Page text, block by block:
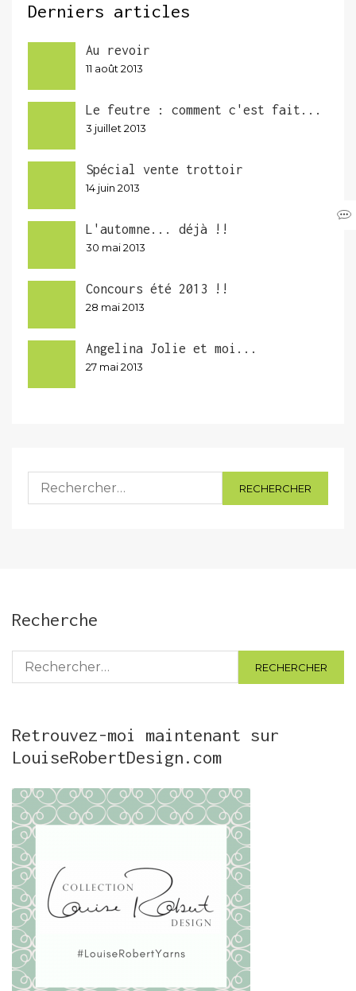
Derniers articles
Au revoir
11 août 2013
Le feutre : comment c'est fait...
3 juillet 2013
Spécial vente trottoir
14 juin 2013
L'automne... déjà !!
30 mai 2013
Concours été 2013 !!
28 mai 2013
Angelina Jolie et moi...
27 mai 2013
Rechercher :
Recherche
Rechercher :
Retrouvez-moi maintenant sur
LouiseRobertDesign.com